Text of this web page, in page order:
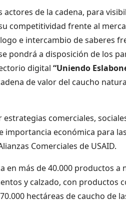
de la cadena, para
competitividad frente al
e intercambio de saberes
pondrá a disposición de los
digital “Uniendo
de valor del caucho
comerciales,
económica para
Comerciales de USAID.
en más de 40.000 productos a
y calzado, con productos
hectáreas de caucho de